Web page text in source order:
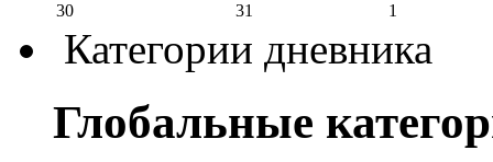
30
31 1
Категории дневника
Глобальные